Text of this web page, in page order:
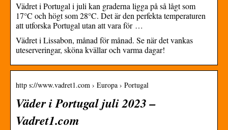
Vädret i Portugal i juli kan graderna ligga på så lågt som
17°C och högt som 28°C. Det är den perfekta temperaturen
att utforska Portugal utan att vara för …
Vädret i Lissabon, månad för månad. Se när det vankas
uteserveringar, sköna kvällar och varma dagar!
http s://www.vadret1.com › Europa › Portugal
Väder i Portugal juli 2023 –
Vadret1.com